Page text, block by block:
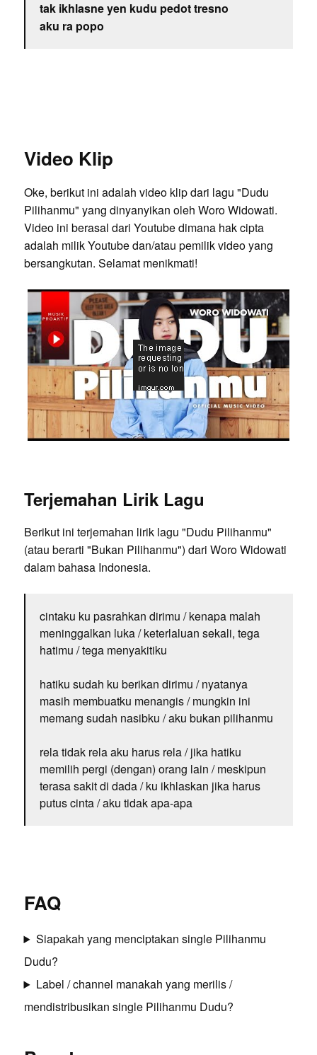
tak ikhlasne yen kudu pedot tresno
aku ra popo
Video Klip
Oke, berikut ini adalah video klip dari lagu "Dudu
Pilihanmu" yang dinyanyikan oleh Woro Widowati.
Video ini berasal dari Youtube dimana hak cipta
adalah milik Youtube dan/atau pemilik video yang
bersangkutan. Selamat menikmati!
Terjemahan Lirik Lagu
Berikut ini terjemahan lirik lagu "Dudu Pilihanmu"
(atau berarti "Bukan Pilihanmu") dari Woro Widowati
dalam bahasa Indonesia.
cintaku ku pasrahkan dirimu / kenapa malah
meninggalkan luka / keterlaluan sekali, tega
hatimu / tega menyakitiku
hatiku sudah ku berikan dirimu / nyatanya
masih membuatku menangis / mungkin ini
memang sudah nasibku / aku bukan pilihanmu
rela tidak rela aku harus rela / jika hatiku
memilih pergi (dengan) orang lain / meskipun
terasa sakit di dada / ku ikhlaskan jika harus
putus cinta / aku tidak apa-apa
FAQ
Siapakah yang menciptakan single Pilihanmu
Dudu?
Label / channel manakah yang merilis /
mendistribusikan single Pilihanmu Dudu?